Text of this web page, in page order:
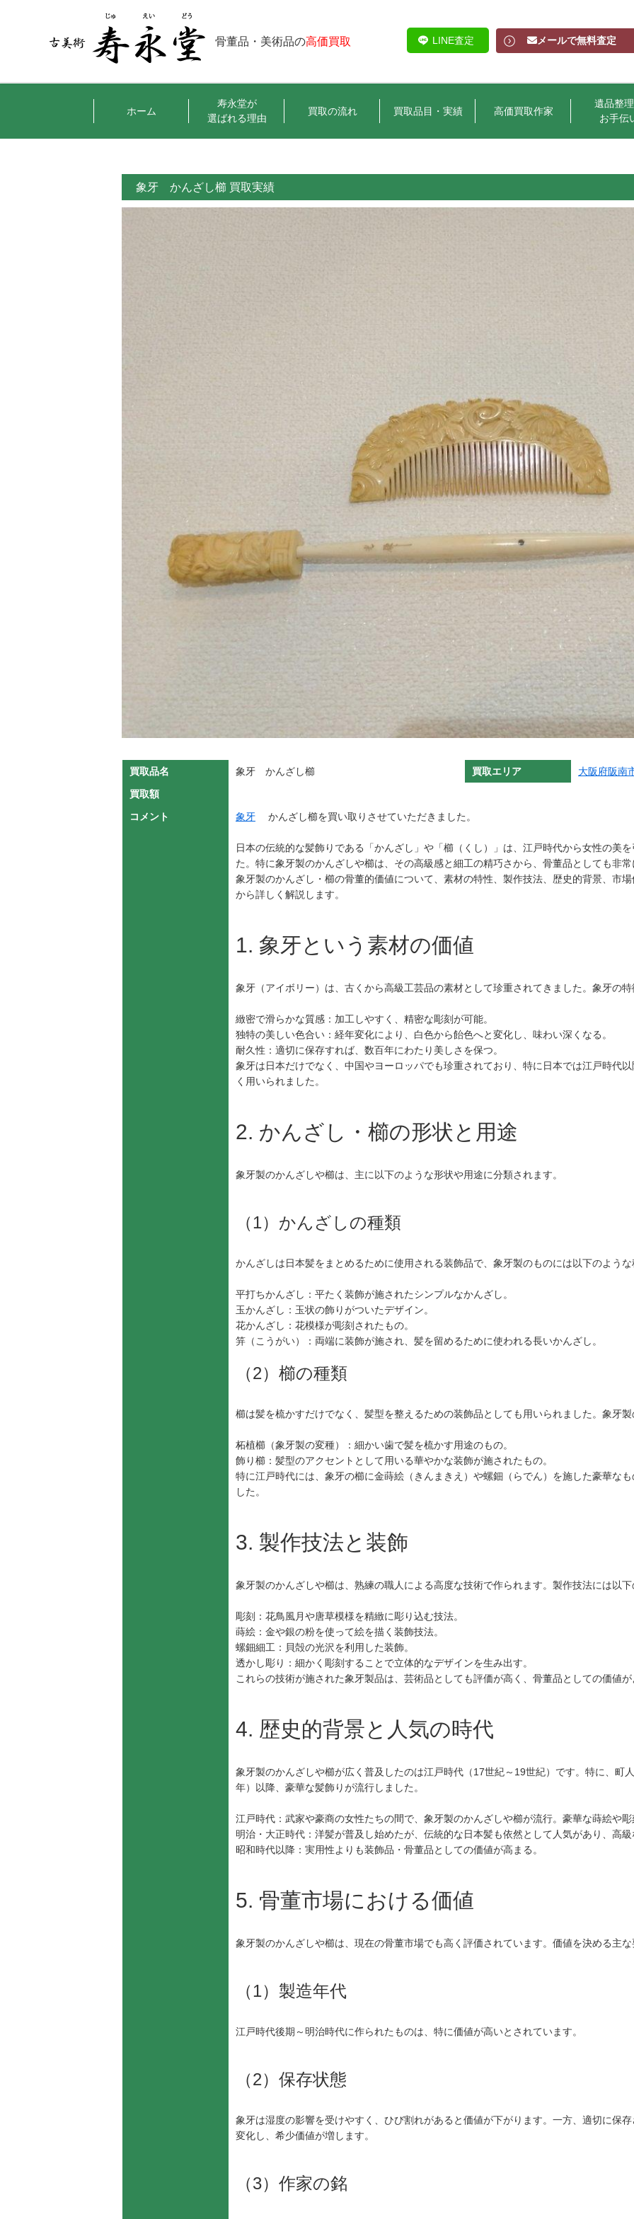
骨董品・美術品の高価買取 LINE査定 メールで無料査定
ホーム
寿永堂が
選ばれる理由
買取の流れ 買取品目・実績 高価買取作家
遺品整
お手伝
象牙 かんざし櫛 買取実績
買取品名 象牙 かんざし櫛 買取エリア 大阪府阪南
買取額
コメント
象牙 かんざし櫛を買い取りさせていただきました。
日本の伝統的な髪飾りである「かんざし」や「櫛（くし）」は、江戸時代から女性の美
た。特に象牙製のかんざしや櫛は、その高級感と細工の精巧さから、骨董品としても非
象牙製のかんざし・櫛の骨董的価値について、素材の特性、製作技法、歴史的背景、市
から詳しく解説します。
1. 象牙という素材の価値
象牙（アイボリー）は、古くから高級工芸品の素材として珍重されてきました。象牙の
緻密で滑らかな質感：加工しやすく、精密な彫刻が可能。
独特の美しい色合い：経年変化により、白色から飴色へと変化し、味わい深くなる。
耐久性：適切に保存すれば、数百年にわたり美しさを保つ。
象牙は日本だけでなく、中国やヨーロッパでも珍重されており、特に日本では江戸時代
く用いられました。
2. かんざし・櫛の形状と用途
象牙製のかんざしや櫛は、主に以下のような形状や用途に分類されます。
（1）かんざしの種類
かんざしは日本髪をまとめるために使用される装飾品で、象牙製のものには以下のよう
平打ちかんざし：平たく装飾が施されたシンプルなかんざし。
玉かんざし：玉状の飾りがついたデザイン。
花かんざし：花模様が彫刻されたもの。
笄（こうがい）：両端に装飾が施され、髪を留めるために使われる長いかんざし。
（2）櫛の種類
櫛は髪を梳かすだけでなく、髪型を整えるための装飾品としても用いられました。象牙
柘植櫛（象牙製の変種）：細かい歯で髪を梳かす用途のもの。
飾り櫛：髪型のアクセントとして用いる華やかな装飾が施されたもの。
特に江戸時代には、象牙の櫛に金蒔絵（きんまきえ）や螺鈿（らでん）を施した豪華な
した。
3. 製作技法と装飾
象牙製のかんざしや櫛は、熟練の職人による高度な技術で作られます。製作技法には以
彫刻：花鳥風月や唐草模様を精緻に彫り込む技法。
蒔絵：金や銀の粉を使って絵を描く装飾技法。
螺鈿細工：貝殻の光沢を利用した装飾。
透かし彫り：細かく彫刻することで立体的なデザインを生み出す。
これらの技術が施された象牙製品は、芸術品としても評価が高く、骨董品としての価値
4. 歴史的背景と人気の時代
象牙製のかんざしや櫛が広く普及したのは江戸時代（17世紀～19世紀）です。特に、町
年）以降、豪華な髪飾りが流行しました。
江戸時代：武家や豪商の女性たちの間で、象牙製のかんざしや櫛が流行。豪華な蒔絵や
明治・大正時代：洋髪が普及し始めたが、伝統的な日本髪も依然として人気があり、高
昭和時代以降：実用性よりも装飾品・骨董品としての価値が高まる。
5. 骨董市場における価値
象牙製のかんざしや櫛は、現在の骨董市場でも高く評価されています。価値を決める主
（1）製造年代
江戸時代後期～明治時代に作られたものは、特に価値が高いとされています。
（2）保存状態
象牙は湿度の影響を受けやすく、ひび割れがあると価値が下がります。一方、適切に保
変化し、希少価値が増します。
（3）作家の銘